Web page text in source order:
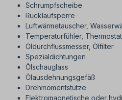
Schrumpfscheibe
Rücklaufsperre
Luftwärmetauscher,
Temperaturfühler, Thermostat
Öldurchflussmesser, Ölfilter
Spezialdichtungen
Ölschauglass
Ölausdehnungsgefäß
Drehmomentstütze
Elektromagnetische oder